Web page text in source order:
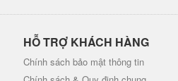
HỖ TRỢ KHÁCH HÀNG
Chính sách bảo mật thông tin